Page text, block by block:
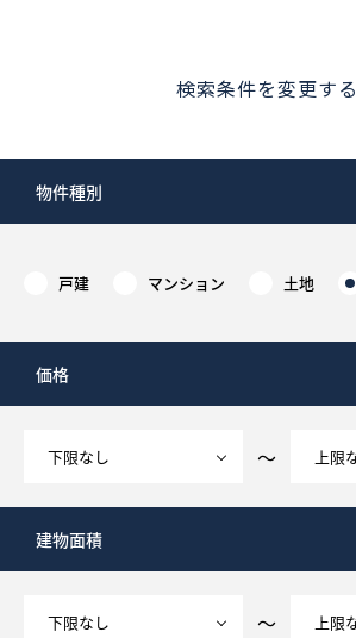
検索条件を変更する
物件種別
戸建 マンション 土地
価格
～
建物面積
～